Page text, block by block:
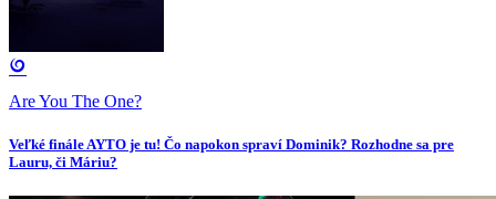
Are You The One?
Veľké finále AYTO je tu! Čo napokon spraví Dominik? Rozhodne sa pre
Lauru, či Máriu?